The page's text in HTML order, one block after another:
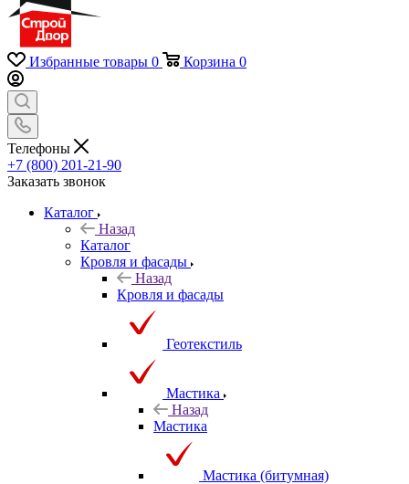
Избранные товары 0 Корзина 0
Телефоны
+7 (800) 201-21-90
Заказать звонок
Каталог
Назад
Каталог
Кровля и фасады
Назад
Кровля и фасады
Геотекстиль
Мастика
Назад
Мастика
Мастика (битумная)